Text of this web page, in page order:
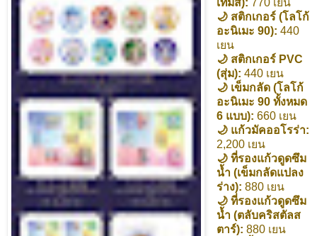
🌙 สติกเกอร์ (โลโก้
อะนิเมะ 90): 440
เยน
🌙 สติกเกอร์ PVC
(สุ่ม): 440 เยน
🌙 เข็มกลัด (โลโก้
อะนิเมะ 90 ทั้งหมด
6 แบบ): 660 เยน
🌙 แก้วมัคออโรร่า:
2,200 เยน
🌙 ที่รองแก้วดูดซึม
น้ำ (เข็มกลัดแปลง
ร่าง): 880 เยน
🌙 ที่รองแก้วดูดซึม
น้ำ (ตลับคริสตัลส
ตาร์): 880 เยน